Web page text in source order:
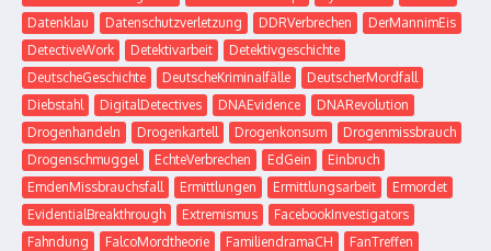
Datenklau
Datenschutzverletzung DDRVerbrechen
DerMannimEis
DetectiveWork
Detektivarbeit
Detektivgeschichte
DeutscheGeschichte
DeutscheKriminalfälle
DeutscherMordfall
Diebstahl
DigitalDetectives DNAEvidence
DNARevolution
Drogenhandeln
Drogenkartell Drogenkonsum
Drogenmissbrauch
Drogenschmuggel
EchteVerbrechen EdGein
Einbruch
EmdenMissbrauchsfall
Ermittlungen Ermittlungsarbeit
Ermordet
EvidentialBreakthrough
Extremismus
FacebookInvestigators
Fahndung
FalcoMordtheorie FamiliendramaCH
FanTreffen